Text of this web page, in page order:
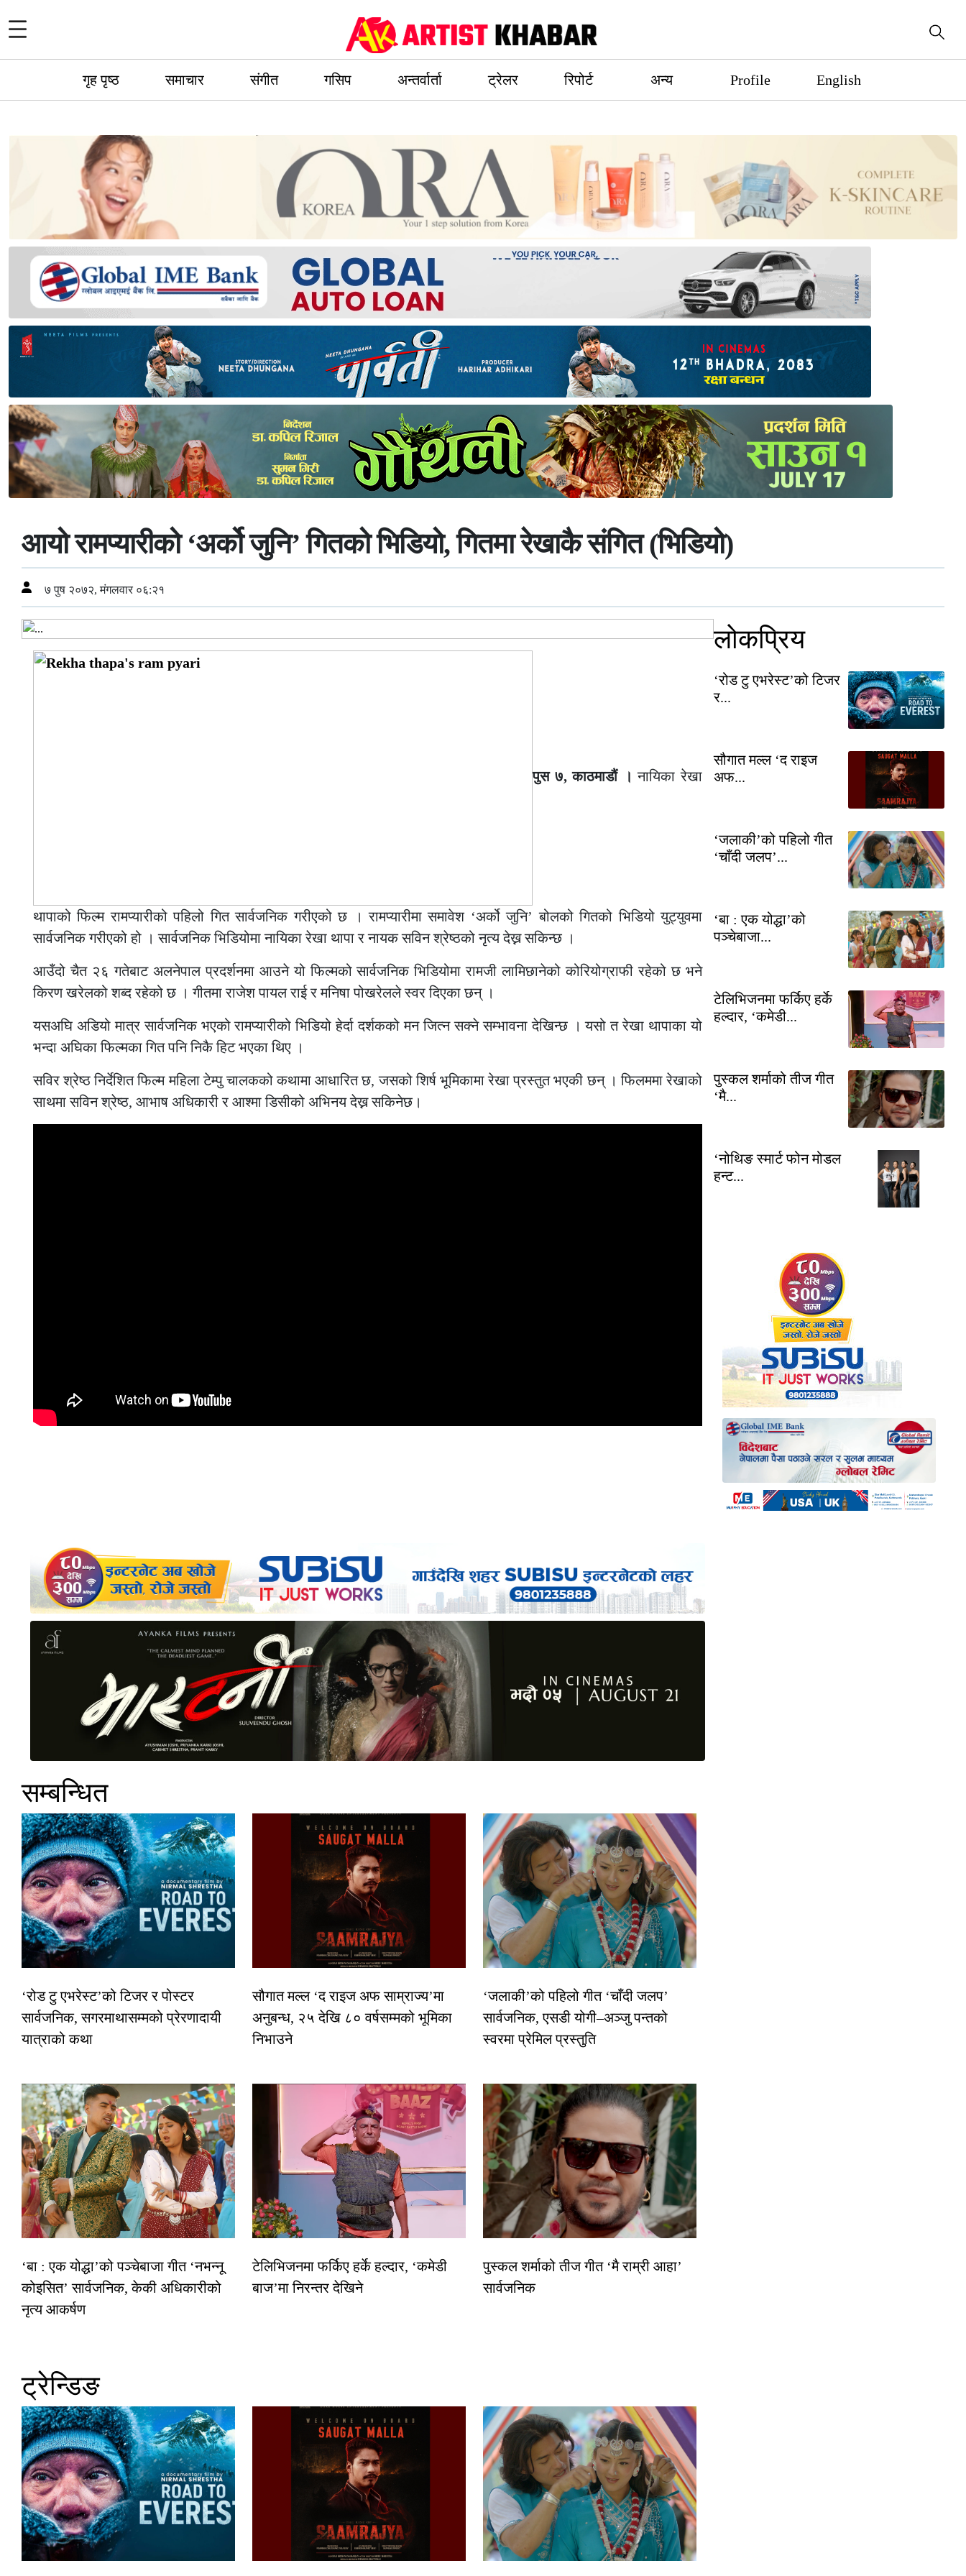
गृह पृष्ठ समाचार संगीत गसिप अन्तर्वार्ता ट्रेलर रिपोर्ट अन्य Profile English
आयो रामप्यारीको ‘अर्को जुनि’ गितको भिडियो, गितमा रेखाकै संगित (भिडियो)
७ पुष २०७२, मंगलवार ०६:२१
पुस ७, काठमाडौं । नायिका रेखा
थापाको फिल्म रामप्यारीको पहिलो गित सार्वजनिक गरीएको छ । रामप्यारीमा समावेश ‘अर्को जुनि’ बोलको गितको भिडियो युट्युवमा
सार्वजनिक गरीएको हो । सार्वजनिक भिडियोमा नायिका रेखा थापा र नायक सविन श्रेष्ठको नृत्य देख्न सकिन्छ ।
आउँदो चैत २६ गतेबाट अलनेपाल प्रदर्शनमा आउने यो फिल्मको सार्वजनिक भिडियोमा रामजी लामिछानेको कोरियोग्राफी रहेको छ भने
किरण खरेलको शब्द रहेको छ । गीतमा राजेश पायल राई र मनिषा पोखरेलले स्वर दिएका छन् ।
यसअघि अडियो मात्र सार्वजनिक भएको रामप्यारीको भिडियो हेर्दा दर्शकको मन जित्न सक्ने सम्भावना देखिन्छ । यसो त रेखा थापाका यो
भन्दा अघिका फिल्मका गित पनि निकै हिट भएका थिए ।
सविर श्रेष्ठ निर्देशित फिल्म महिला टेम्पु चालकको कथामा आधारित छ, जसको शिर्ष भूमिकामा रेखा प्रस्तुत भएकी छन् । फिलममा रेखाको
साथमा सविन श्रेष्ठ, आभाष अधिकारी र आश्मा डिसीको अभिनय देख्न सकिनेछ।
सम्बन्धित
‘रोड टु एभरेस्ट’को टिजर र पोस्टर
सार्वजनिक, सगरमाथासम्मको प्रेरणादायी
यात्राको कथा
सौगात मल्ल ‘द राइज अफ साम्राज्य’मा
अनुबन्ध, २५ देखि ८० वर्षसम्मको भूमिका
निभाउने
‘जलाकी’को पहिलो गीत ‘चाँदी जलप’
सार्वजनिक, एसडी योगी–अञ्जु पन्तको
स्वरमा प्रेमिल प्रस्तुति
‘बा : एक योद्धा’को पञ्चेबाजा गीत ‘नभन्नू
कोइसित’ सार्वजनिक, केकी अधिकारीको
नृत्य आकर्षण
टेलिभिजनमा फर्किए हर्के हल्दार, ‘कमेडी
बाज’मा निरन्तर देखिने
पुस्कल शर्माको तीज गीत ‘मै राम्री आहा’
सार्वजनिक
ट्रेन्डिङ
लोकप्रिय
‘रोड टु एभरेस्ट’को टिजर
र...
सौगात मल्ल ‘द राइज
अफ...
‘जलाकी’को पहिलो गीत
‘चाँदी जलप’...
‘बा : एक योद्धा’को
पञ्चेबाजा...
टेलिभिजनमा फर्किए हर्के
हल्दार, ‘कमेडी...
पुस्कल शर्माको तीज गीत
‘मै...
‘नोथिङ स्मार्ट फोन मोडल
हन्ट...